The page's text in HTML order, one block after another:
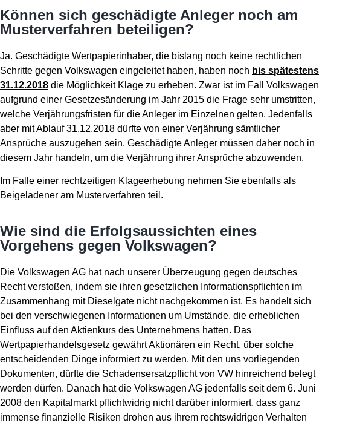
Können sich geschädigte Anleger noch am
Musterverfahren beteiligen?
Ja. Geschädigte Wertpapierinhaber, die bislang noch keine rechtlichen
Schritte gegen Volkswagen eingeleitet haben, haben noch bis spätestens
31.12.2018 die Möglichkeit Klage zu erheben. Zwar ist im Fall Volkswagen
aufgrund einer Gesetzesänderung im Jahr 2015 die Frage sehr umstritten,
welche Verjährungsfristen für die Anleger im Einzelnen gelten. Jedenfalls
aber mit Ablauf 31.12.2018 dürfte von einer Verjährung sämtlicher
Ansprüche auszugehen sein. Geschädigte Anleger müssen daher noch in
diesem Jahr handeln, um die Verjährung ihrer Ansprüche abzuwenden.
Im Falle einer rechtzeitigen Klageerhebung nehmen Sie ebenfalls als
Beigeladener am Musterverfahren teil.
Wie sind die Erfolgsaussichten eines
Vorgehens gegen Volkswagen?
Die Volkswagen AG hat nach unserer Überzeugung gegen deutsches
Recht verstoßen, indem sie ihren gesetzlichen Informationspflichten im
Zusammenhang mit Dieselgate nicht nachgekommen ist. Es handelt sich
bei den verschwiegenen Informationen um Umstände, die erheblichen
Einfluss auf den Aktienkurs des Unternehmens hatten. Das
Wertpapierhandelsgesetz gewährt Aktionären ein Recht, über solche
entscheidenden Dinge informiert zu werden. Mit den uns vorliegenden
Dokumenten, dürfte die Schadensersatzpflicht von VW hinreichend belegt
werden dürfen. Danach hat die Volkswagen AG jedenfalls seit dem 6. Juni
2008 den Kapitalmarkt pflichtwidrig nicht darüber informiert, dass ganz
immense finanzielle Risiken drohen aus ihrem rechtswidrigen Verhalten